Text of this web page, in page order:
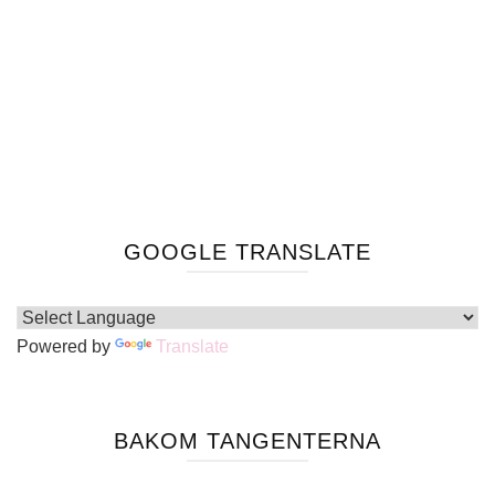
GOOGLE TRANSLATE
Powered by Translate
BAKOM TANGENTERNA